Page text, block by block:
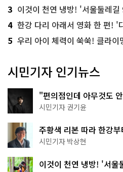
3 이것이 천연 냉방! '서울둘레
4 한강 다리 아래서 영화 한 편! '
5 우리 아이 체력이 쑥쑥! 클라이
시민기자 인기뉴스
"편의점인데 아무것도
한 편의점의 정체
시민기자 권기윤
주황색 리본 따라 한강
서울둘레길 15코스
시민기자 박상현
이것이 천연 냉방! '서울